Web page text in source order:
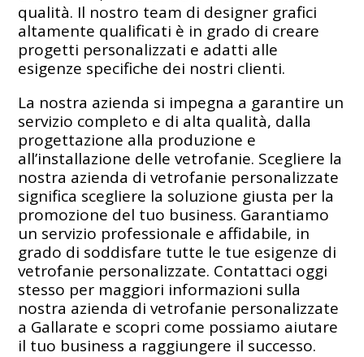
qualità. Il nostro team di designer grafici
altamente qualificati è in grado di creare
progetti personalizzati e adatti alle
esigenze specifiche dei nostri clienti.
La nostra azienda si impegna a garantire un
servizio completo e di alta qualità, dalla
progettazione alla produzione e
all’installazione delle vetrofanie. Scegliere la
nostra azienda di vetrofanie personalizzate
significa scegliere la soluzione giusta per la
promozione del tuo business. Garantiamo
un servizio professionale e affidabile, in
grado di soddisfare tutte le tue esigenze di
vetrofanie personalizzate. Contattaci oggi
stesso per maggiori informazioni sulla
nostra azienda di vetrofanie personalizzate
a Gallarate e scopri come possiamo aiutare
il tuo business a raggiungere il successo.